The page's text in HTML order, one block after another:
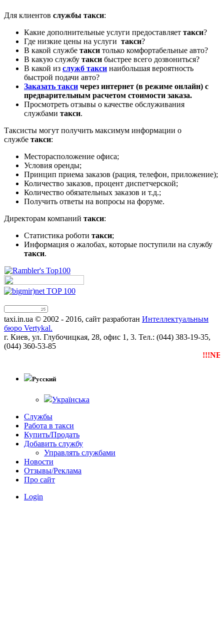
Для клиентов службы такси:
Какие дополнительные услуги предоставляет такси?
Где низкие цены на услуги такси?
В какой службе такси только комфортабельные авто?
В какую службу такси быстрее всего дозвониться?
В какой из служб такси наибольшая вероятность
быстрой подачи авто?
Заказать такси через интернет (в режиме онлайн) с
предварительным расчетом стоимости заказа.
Просмотреть отзывы о качестве обслуживания
службами такси.
Таксисты могут получить максимум информации о
службе такси:
Месторасположение офиса;
Условия оренды;
Принцип приема заказов (рация, телефон, приложение);
Количество заказов, процент диспетчерской;
Количество обязательных заказов и т.д.;
Получить ответы на вопросы на форуме.
Директорам компаний такси:
Статистика роботи такси;
Информация о жалобах, которые поступили на службу
такси.
taxi.in.ua © 2002 - 2016, сайт разработан Интеллектуальным
бюро Vertykal.
г. Киев, ул. Глубочицкая, 28, офис 1, 3. Тел.: (044) 383-19-35,
(044) 360-53-85
!!!NEW
Русский
Українська
Службы
Работа в такси
Купить/Продать
Добавить службу
Управлять службами
Новости
Отзывы/Реклама
Про сайт
Login